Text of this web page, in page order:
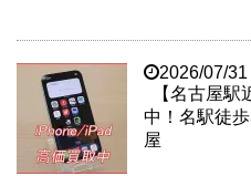
2026/07/31
【名古屋
中！名駅徒
屋